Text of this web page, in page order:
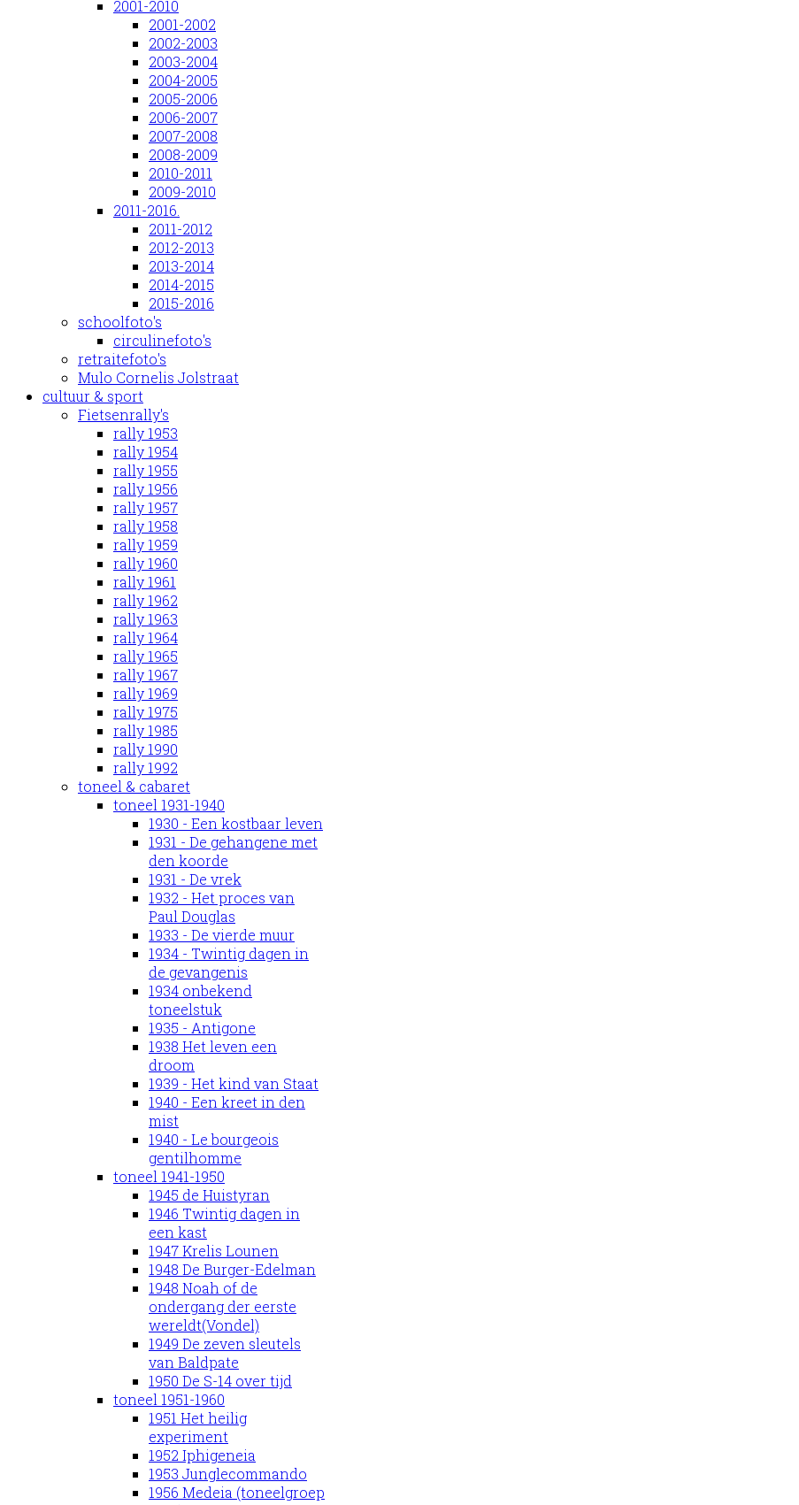
2001-2010
2001-2002
2002-2003
2003-2004
2004-2005
2005-2006
2006-2007
2007-2008
2008-2009
2010-2011
2009-2010
2011-2016.
2011-2012
2012-2013
2013-2014
2014-2015
2015-2016
schoolfoto's
circulinefoto's
retraitefoto's
Mulo Cornelis Jolstraat
cultuur & sport
Fietsenrally's
rally 1953
rally 1954
rally 1955
rally 1956
rally 1957
rally 1958
rally 1959
rally 1960
rally 1961
rally 1962
rally 1963
rally 1964
rally 1965
rally 1967
rally 1969
rally 1975
rally 1985
rally 1990
rally 1992
toneel & cabaret
toneel 1931-1940
1930 - Een kostbaar leven
1931 - De gehangene met
den koorde
1931 - De vrek
1932 - Het proces van
Paul Douglas
1933 - De vierde muur
1934 - Twintig dagen in
de gevangenis
1934 onbekend
toneelstuk
1935 - Antigone
1938 Het leven een
droom
1939 - Het kind van Staat
1940 - Een kreet in den
mist
1940 - Le bourgeois
gentilhomme
toneel 1941-1950
1945 de Huistyran
1946 Twintig dagen in
een kast
1947 Krelis Lounen
1948 De Burger-Edelman
1948 Noah of de
ondergang der eerste
wereldt(Vondel)
1949 De zeven sleutels
van Baldpate
1950 De S-14 over tijd
toneel 1951-1960
1951 Het heilig
experiment
1952 Iphigeneia
1953 Junglecommando
1956 Medeia (toneelgroep